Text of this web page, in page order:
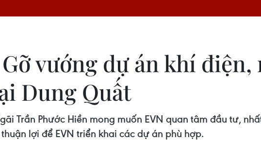
vướng dự án khí
Dung Quất
Trần Phước Hiền mong muốn EVN quan tâm đầu tư,
lợi để EVN triển khai các dự án phù hợp.